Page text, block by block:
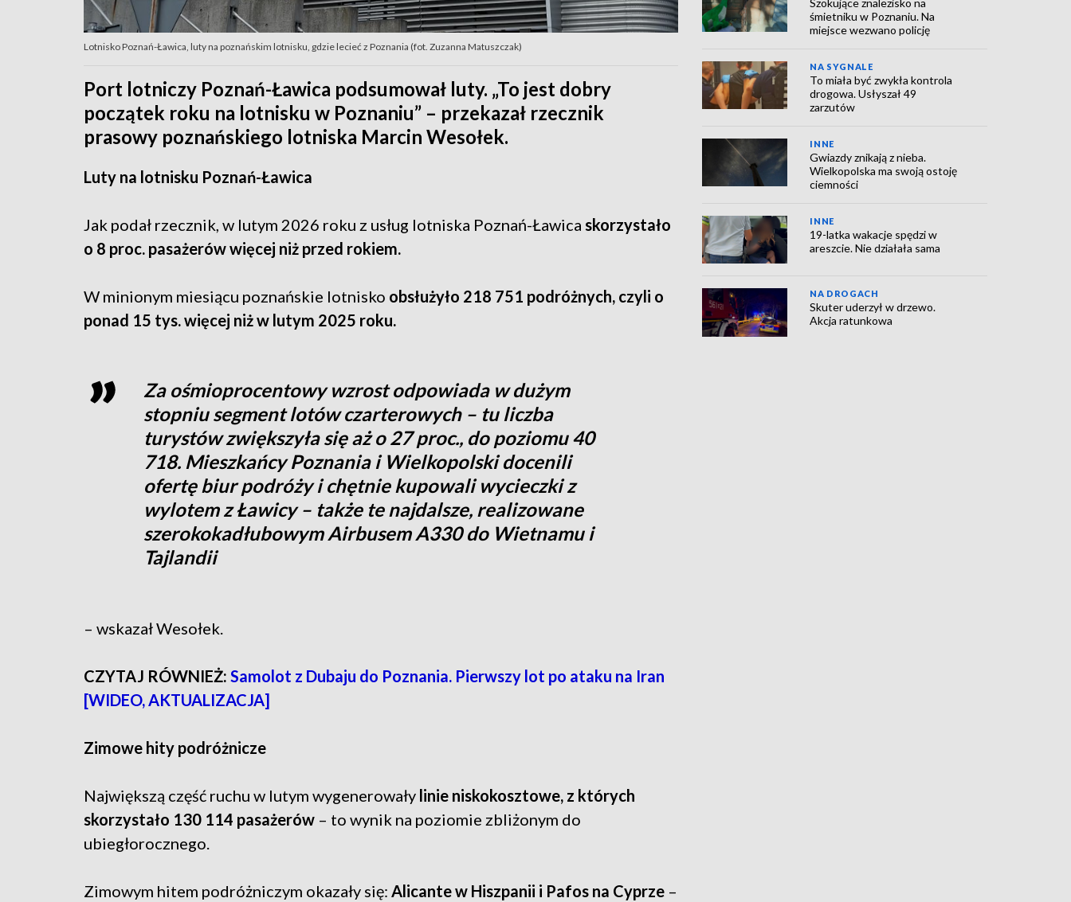
Lotnisko Poznań-Ławica, luty na poznańskim lotnisku, gdzie lecieć z Poznania (fot. Zuzanna Matuszczak)
Port lotniczy Poznań-Ławica podsumował luty. „To jest dobry
początek roku na lotnisku w Poznaniu” – przekazał rzecznik
prasowy poznańskiego lotniska Marcin Wesołek.
Luty na lotnisku Poznań-Ławica
Jak podał rzecznik, w lutym 2026 roku z usług lotniska Poznań-Ławica skorzystało
o 8 proc. pasażerów więcej niż przed rokiem.
W minionym miesiącu poznańskie lotnisko obsłużyło 218 751 podróżnych, czyli o
ponad 15 tys. więcej niż w lutym 2025 roku.
Za ośmioprocentowy wzrost odpowiada w dużym
stopniu segment lotów czarterowych – tu liczba
turystów zwiększyła się aż o 27 proc., do poziomu 40
718. Mieszkańcy Poznania i Wielkopolski docenili
ofertę biur podróży i chętnie kupowali wycieczki z
wylotem z Ławicy – także te najdalsze, realizowane
szerokokadłubowym Airbusem A330 do Wietnamu i
Tajlandii
– wskazał Wesołek.
CZYTAJ RÓWNIEŻ: Samolot z Dubaju do Poznania. Pierwszy lot po ataku na Iran
[WIDEO, AKTUALIZACJA]
Zimowe hity podróżnicze
Największą część ruchu w lutym wygenerowały linie niskokosztowe, z których
skorzystało 130 114 pasażerów – to wynik na poziomie zbliżonym do
ubiegłorocznego.
Zimowym hitem podróżniczym okazały się: Alicante w Hiszpanii i Pafos na Cyprze –
śmietniku w Poznaniu. Na
miejsce wezwano policję
NA SYGNALE
To miała być zwykła kontrola
drogowa. Usłyszał 49
zarzutów
INNE
Gwiazdy znikają z nieba.
Wielkopolska ma swoją ostoję
ciemności
INNE
19-latka wakacje spędzi w
areszcie. Nie działała sama
NA DROGACH
Skuter uderzył w drzewo.
Akcja ratunkowa